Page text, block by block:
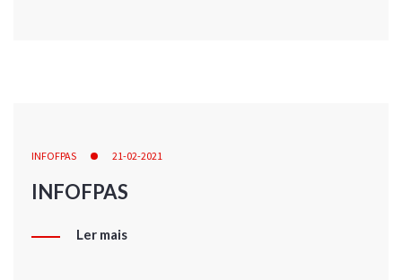
INFOFPAS 21-02-2021
INFOFPAS
Ler mais